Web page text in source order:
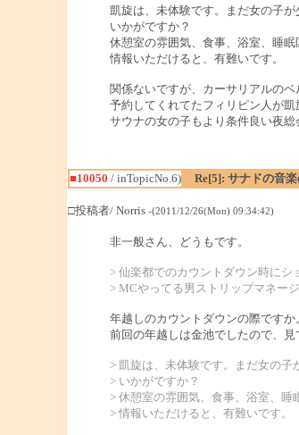
凱旋は、未体験です。まだ女の子
いかがですか？
休憩室の雰囲気、食事、浴室、睡眠
情報いただけると、有難いです。
関係ないですが、カーサリアルの
予約してくれてたフィリピン人が凱
サウナの女の子もより条件良い夜
■10050 / inTopicNo.6)
Re[5]: サナドの音
□投稿者/ Norris -(2011/12/26(Mon) 09:34:42)
非一般さん、どうもです。
> 仙楽都でのカウントダウン時にシ
> MCやってる男ストリップマネー
年越しのカウントダウンの際ですか。
前回の年越しは金池でしたので、
> 凱旋は、未体験です。まだ女の子
> いかがですか？
> 休憩室の雰囲気、食事、浴室、睡
> 情報いただけると、有難いです。